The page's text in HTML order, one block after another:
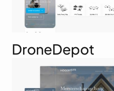
DroneDepot